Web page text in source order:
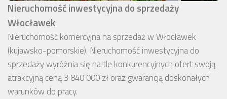
Nieruchomość inwestycyjna do sprzedaży
Włocławek
Nieruchomość komercyjna na sprzedaż w Włocławek
(kujawsko-pomorskie). Nieruchomość inwestycyjna do
sprzedaży wyróżnia się na tle konkurencyjnych ofert swoją
atrakcyjną ceną 3 840 000 zł oraz gwarancją doskonałych
warunków do pracy.